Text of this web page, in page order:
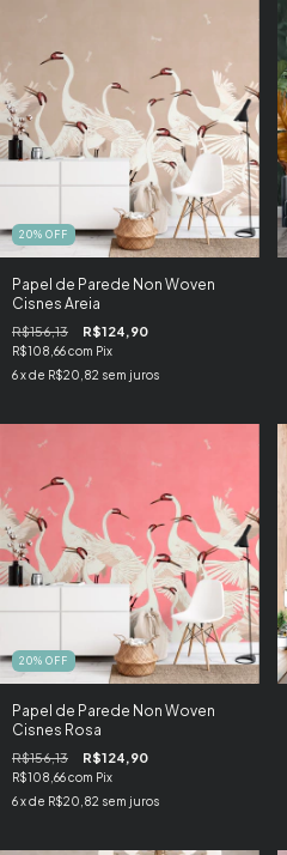
20% OFF
Papel de Parede Non Woven
Cisnes Areia
R$156,13 R$124,90
R$108,66com Pix
6x de R$20,82 sem juros
20% OFF
Papel de Parede Non Woven
Cisnes Rosa
R$156,13 R$124,90
R$108,66com Pix
6x de R$20,82 sem juros